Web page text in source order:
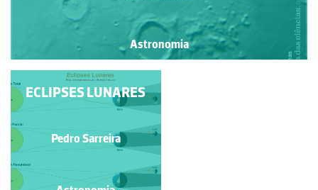
Astronomia
PÔR DA LUA
Joao Carlos Gomes
ECLIPSES LUNARES
Pedro Sarreira